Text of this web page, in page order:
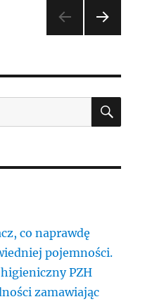
A
STR
ONA
co naprawdę
pojemności.
PZH
zamawiając